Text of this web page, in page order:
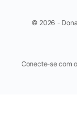
© 2026 -
Conecte-se com